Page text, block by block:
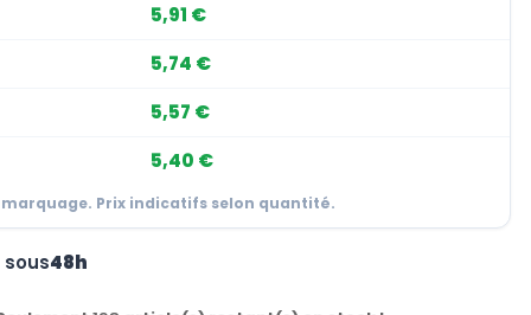
5,91 €
5,74 €
5,57 €
5,40 €
marquage. Prix indicatifs selon quantité.
48h